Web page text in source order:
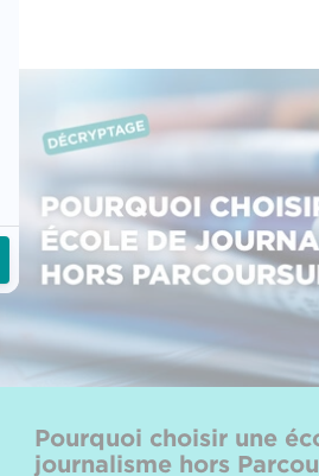
Pourquoi choisir une
journalisme hors